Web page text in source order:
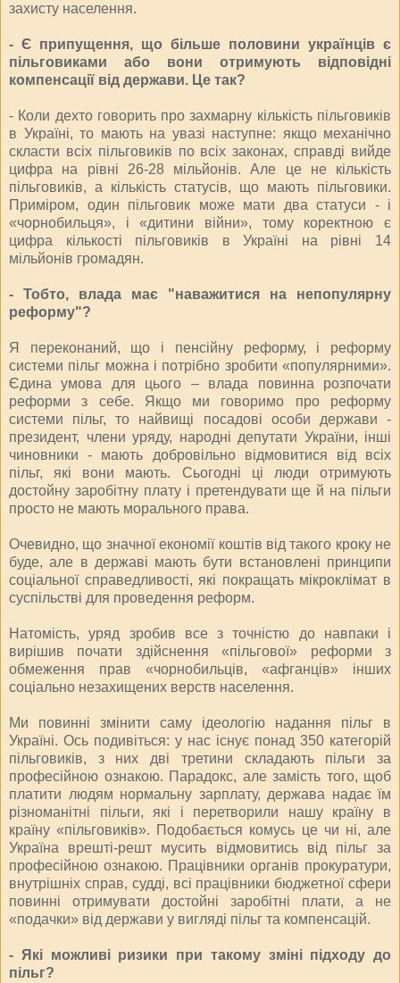
захисту населення.
- Є припущення, що більше половини українців є
пільговиками або вони отримують відповідні
компенсації від держави. Це так?
- Коли дехто говорить про захмарну кількість пільговиків
в Україні, то мають на увазі наступне: якщо механічно
скласти всіх пільговиків по всіх законах, справді вийде
цифра на рівні 26-28 мільйонів. Але це не кількість
пільговиків, а кількість статусів, що мають пільговики.
Приміром, один пільговик може мати два статуси - і
«чорнобильця», і «дитини війни», тому коректною є
цифра кількості пільговиків в Україні на рівні 14
мільйонів громадян.
- Тобто, влада має "наважитися на непопулярну
реформу"?
Я переконаний, що і пенсійну реформу, і реформу
системи пільг можна і потрібно зробити «популярними».
Єдина умова для цього – влада повинна розпочати
реформи з себе. Якщо ми говоримо про реформу
системи пільг, то найвищі посадові особи держави -
президент, члени уряду, народні депутати України, інші
чиновники - мають добровільно відмовитися від всіх
пільг, які вони мають. Сьогодні ці люди отримують
достойну заробітну плату і претендувати ще й на пільги
просто не мають морального права.
Очевидно, що значної економії коштів від такого кроку не
буде, але в державі мають бути встановлені принципи
соціальної справедливості, які покращать мікроклімат в
суспільстві для проведення реформ.
Натомість, уряд зробив все з точністю до навпаки і
вирішив почати здійснення «пільгової» реформи з
обмеження прав «чорнобильців, «афганців» інших
соціально незахищених верств населення.
Ми повинні змінити саму ідеологію надання пільг в
Україні. Ось подивіться: у нас існує понад 350 категорій
пільговиків, з них дві третини складають пільги за
професійною ознакою. Парадокс, але замість того, щоб
платити людям нормальну зарплату, держава надає їм
різноманітні пільги, які і перетворили нашу країну в
країну «пільговиків». Подобається комусь це чи ні, але
Україна врешті-решт мусить відмовитись від пільг за
професійною ознакою. Працівники органів прокуратури,
внутрішніх справ, судді, всі працівники бюджетної сфери
повинні отримувати достойні заробітні плати, а не
«подачки» від держави у вигляді пільг та компенсацій.
- Які можливі ризики при такому зміні підходу до
пільг?